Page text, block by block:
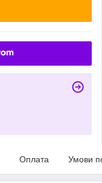
Оплата Умови